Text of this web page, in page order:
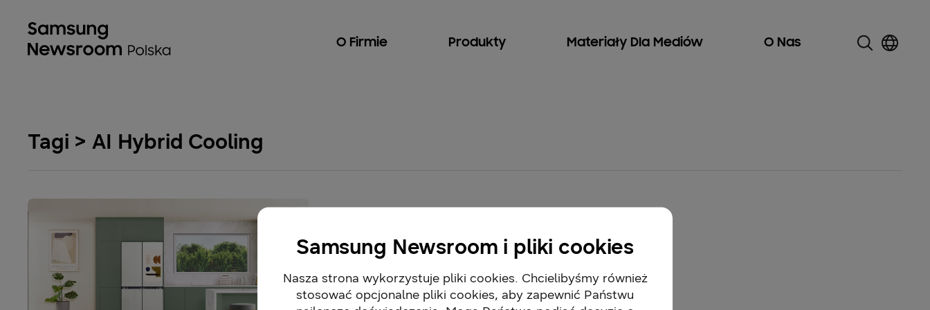
O Firmie Produkty Materiały Dla Mediów O Nas
Tagi > AI Hybrid Cooling
Samsung Newsroom i pliki cookies
Nasza strona wykorzystuje pliki cookies. Chcielibyśmy również
stosować opcjonalne pliki cookies, aby zapewnić Państwu